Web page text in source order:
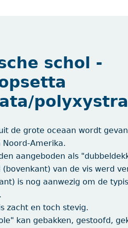
schol -
polyxystra
de grote oceaan wordt
Noord-Amerika.
aangeboden als
(bovenkant) van de vis werd
is nog aanwezig om de
zacht en toch stevig.
kan gebakken, gestoofd,